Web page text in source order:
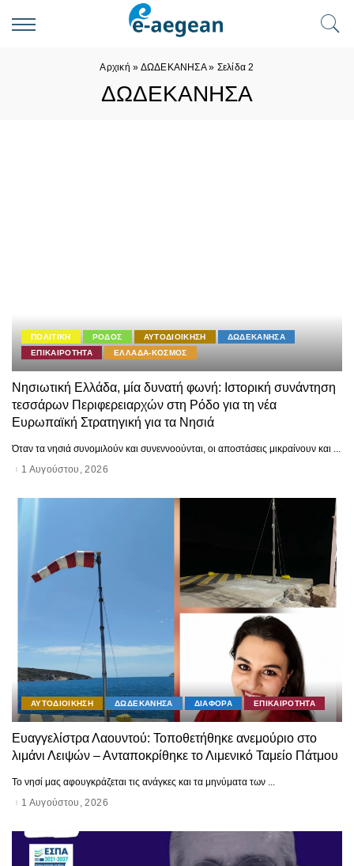
Αρχική » ΔΩΔΕΚΑΝΗΣΑ» Σελίδα 2
ΔΩΔΕΚΑΝΗΣΑ
ΠΟΛΙΤΙΚΗ ΡΟΔΟΣ ΑΥΤΟΔΙΟΙΚΗΣΗ
ΔΩΔΕΚΑΝΗΣΑ
ΕΠΙΚΑΙΡΟΤΗΤΑ
ΕΛΛΑΔΑ-ΚΟΣΜΟΣ
Νησιωτική Ελλάδα, μία δυνατή φωνή: Ιστορική συνάντηση
τεσσάρων Περιφερειαρχών στη Ρόδο για τη νέα
Ευρωπαϊκή Στρατηγική για τα Νησιά
Όταν τα νησιά συνομιλούν και συνεννοούνται, οι αποστάσεις μικραίνουν και ...
1 Αυγούστου, 2026
ΑΥΤΟΔΙΟΙΚΗΣΗ ΔΩΔΕΚΑΝΗΣΑ ΔΙΑΦΟΡΑ ΕΠΙΚΑΙΡΟΤΗΤΑ
Ευαγγελίστρα Λαουντού: Τοποθετήθηκε ανεμούριο στο
λιμάνι Λειψών – Ανταποκρίθηκε το Λιμενικό Ταμείο Πάτμου
Το νησί μας αφουγκράζεται τις ανάγκες και τα μηνύματα των
1 Αυγούστου, 2026